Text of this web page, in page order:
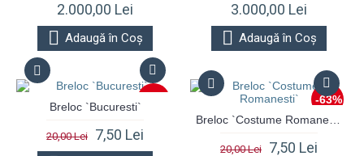
2.000,00 Lei
Adaugă în Coş
3.000,00 Lei
Adaugă în Coş
Breloc `Bucuresti`
20,00 Lei 7,50 Lei
-63%
Breloc `Costume Romanesti`
20,00 Lei 7,50 Lei